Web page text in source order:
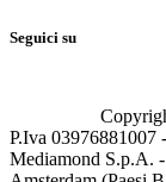
Seguici su
P.Iva 03976881007
Mediamond S.p.A.